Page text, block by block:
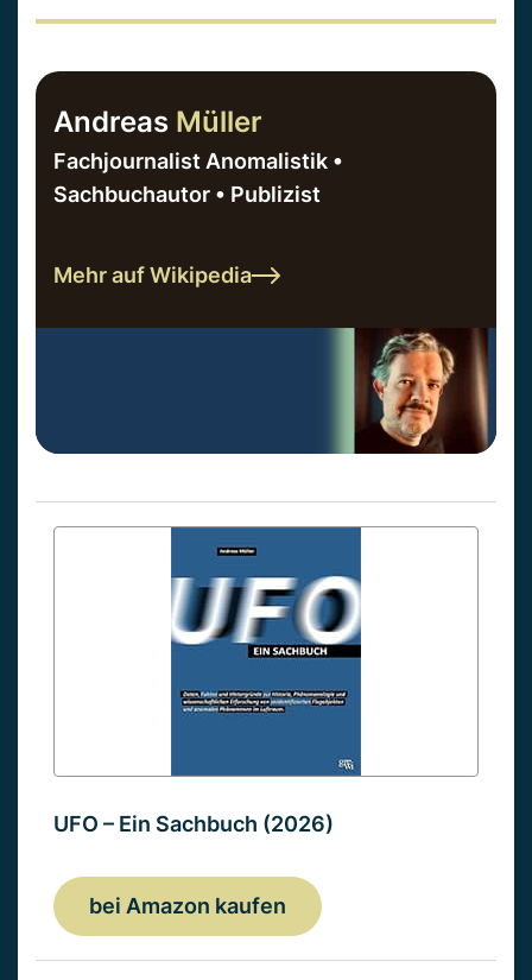
Andreas Müller
Fachjournalist Anomalistik •
Sachbuchautor • Publizist
Mehr auf Wikipedia
UFO – Ein Sachbuch (2026)
bei Amazon kaufen